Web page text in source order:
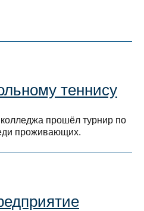
теннису
прошёл турнир по
проживающих.